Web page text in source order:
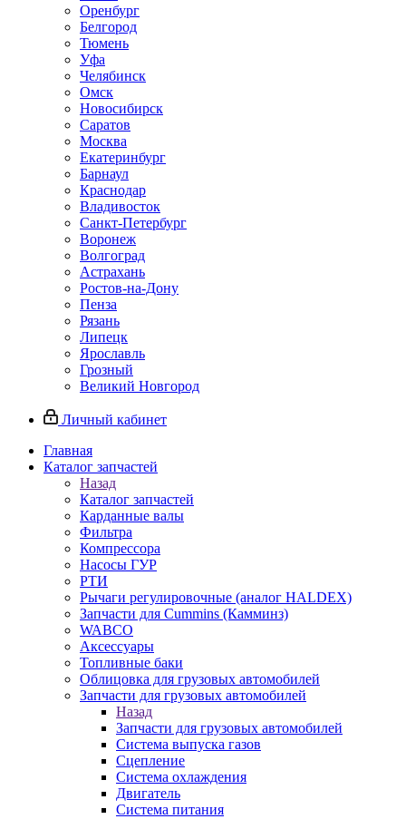
Оренбург
Белгород
Тюмень
Уфа
Челябинск
Омск
Новосибирск
Саратов
Москва
Екатеринбург
Барнаул
Краснодар
Владивосток
Санкт-Петербург
Воронеж
Волгоград
Астрахань
Ростов-на-Дону
Пенза
Рязань
Липецк
Ярославль
Грозный
Великий Новгород
Личный кабинет
Главная
Каталог запчастей
Назад
Каталог запчастей
Карданные валы
Фильтра
Компрессора
Насосы ГУР
РТИ
Рычаги регулировочные (аналог HALDEX)
Запчасти для Cummins (Камминз)
WABCO
Аксессуары
Топливные баки
Облицовка для грузовых автомобилей
Запчасти для грузовых автомобилей
Назад
Запчасти для грузовых автомобилей
Система выпуска газов
Сцепление
Система охлаждения
Двигатель
Система питания